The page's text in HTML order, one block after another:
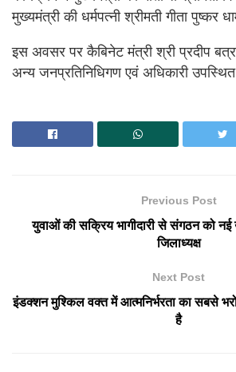
मुख्यमंत्री की धर्मपत्नी श्रीमती गीता पुष्कर
इस अवसर पर कैबिनेट मंत्री श्री प्रदीप
अन्य जनप्रतिनिधिगण एवं अधिकारी
Previous Post
युवाओं की सक्रिय भागीदारी से संगठन को नई
जिलाध्यक्ष
Next Post
इंडक्शन मुश्किल वक्त में आत्मनिर्भरता का सबसे
है